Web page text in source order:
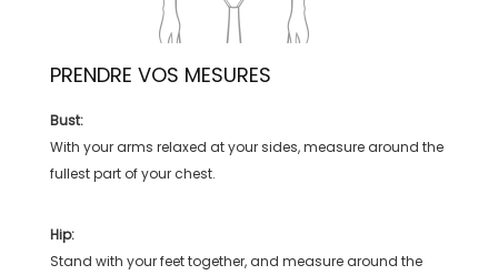
PRENDRE VOS MESURES
Bust:
With your arms relaxed at your sides, measure around the
fullest part of your chest.
Hip:
Stand with your feet together, and measure around the